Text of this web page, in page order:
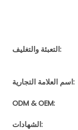
التعبئة والتغليف:
اسم العلامة التجارية:
ODM & OEM:
الشهادات: